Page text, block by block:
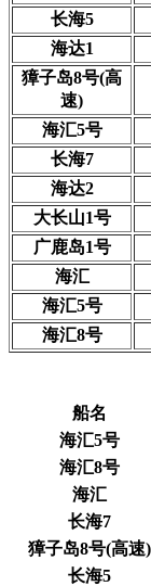
长海5
海达1
獐子岛8号(高
速)
海汇5号
长海7
海达2
大长山1号
广鹿岛1号
海汇
海汇5号
海汇8号
船名
海汇5号
海汇8号
海汇
长海7
獐子岛8号(高速)
长海5